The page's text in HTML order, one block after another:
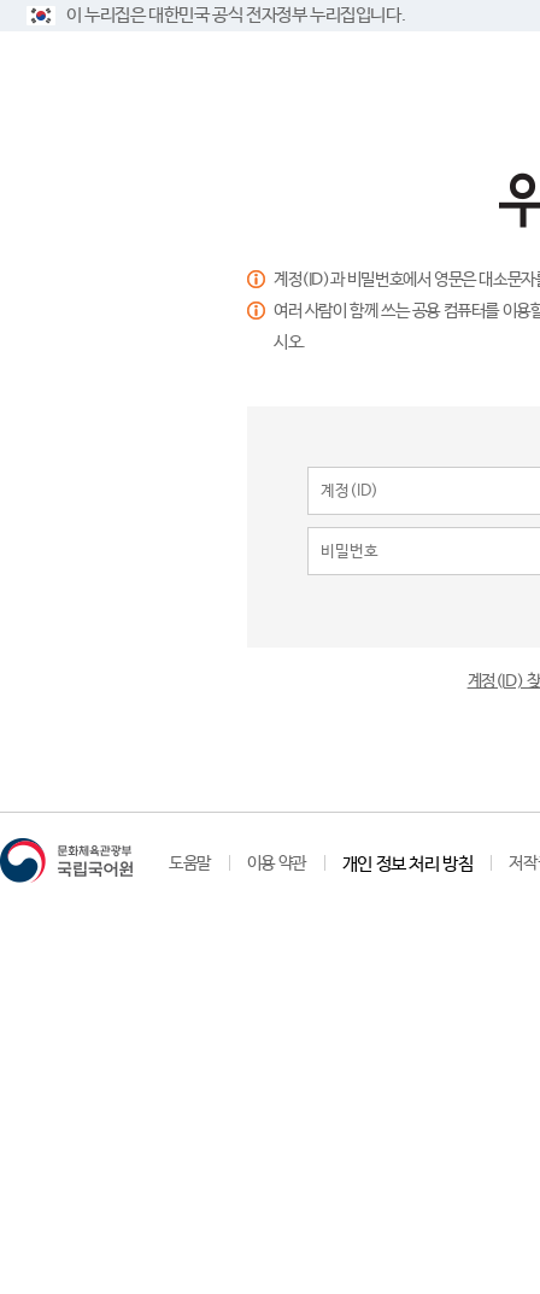
이 누리집은 대한민국 공식 전자정부 누리집입니다.
계정(ID)과 비밀번호에서 영문은 대소문
여러 사람이 함께 쓰는 공용 컴퓨터를 이
시오.
계정(ID)
도움말 이용 약관 개인 정보 처리 방침 저